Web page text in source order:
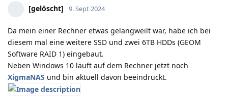
[gelöscht] 9. Sept 2024
Da mein einer Rechner etwas gelangweilt war, habe ich bei
diesem mal eine weitere SSD und zwei 6TB HDDs (GEOM
Software RAID 1) eingebaut.
Neben Windows 10 läuft auf dem Rechner jetzt noch
XigmaNAS und bin aktuell davon beeindruckt.